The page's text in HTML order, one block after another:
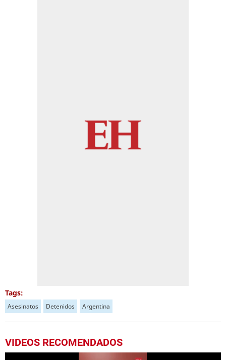
Tags:
Asesinatos Detenidos Argentina
VIDEOS RECOMENDADOS